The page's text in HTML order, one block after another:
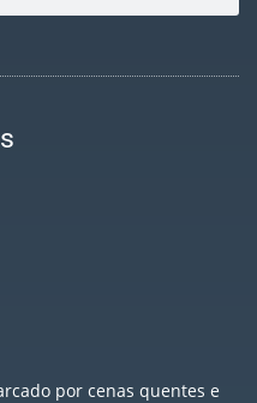
por cenas quentes e